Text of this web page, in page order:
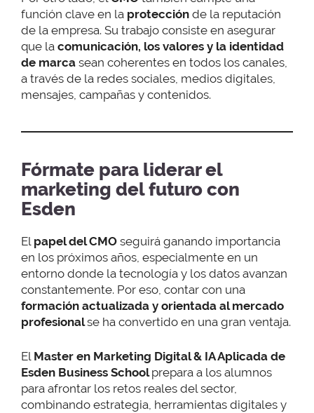
función clave en la protección de la reputación
de la empresa. Su trabajo consiste en asegurar
que la comunicación, los valores y la identidad
de marca sean coherentes en todos los canales,
a través de la redes sociales, medios digitales,
mensajes, campañas y contenidos.
Fórmate para liderar el
marketing del futuro con
Esden
El papel del CMO seguirá ganando importancia
en los próximos años, especialmente en un
entorno donde la tecnología y los datos avanzan
constantemente. Por eso, contar con una
formación actualizada y orientada al mercado
profesionalse ha convertido en una gran ventaja.
El Master en Marketing Digital & IA Aplicada de
Esden Business Schoolprepara a los alumnos
para afrontar los retos reales del sector,
combinando estrategia, herramientas digitales y